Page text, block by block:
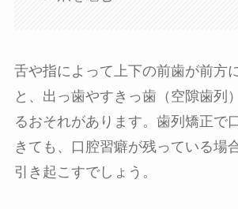
舌や指によって上下の前歯が前方
と、出っ歯やすきっ歯（空隙歯列
るおそれがあります。歯列矯正で
きても、口腔習癖が残っている場
引き起こすでしょう。